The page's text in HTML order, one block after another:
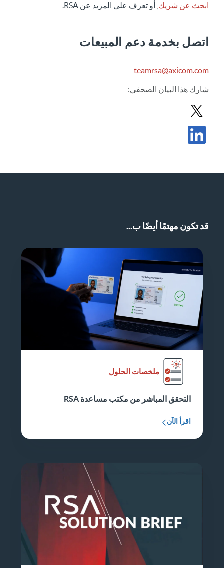
ابحث عن شريك , أو تعرف على المزيد عن RSA.
اتصل بخدمة دعم المبيعات
teamrsa@axicom.com
شارك هذا البيان الصحفي:
مشاركة بيان صحفي في X
قد تكون مهتمًا أيضًا ب...
ملخصات الحلول
التحقق المباشر من مكتب مساعدة RSA
اقرأ الآن